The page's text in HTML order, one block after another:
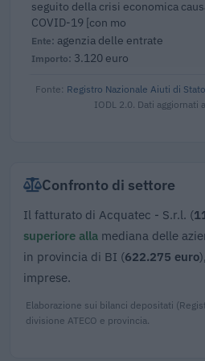
seguito della crisi economica
COVID-19 [con mo
agenzia delle entrate
3.120 euro
Fonte: Registro Nazionale Aiuti di
IODL 2.0. Dati aggiornati
Confronto di settore
Il fatturato di Acquatec - S.r.l. (
superiore alla mediana delle
in provincia di BI (622.275 euro
imprese.
Elaborazione sui bilanci depositati
divisione ATECO e provincia.